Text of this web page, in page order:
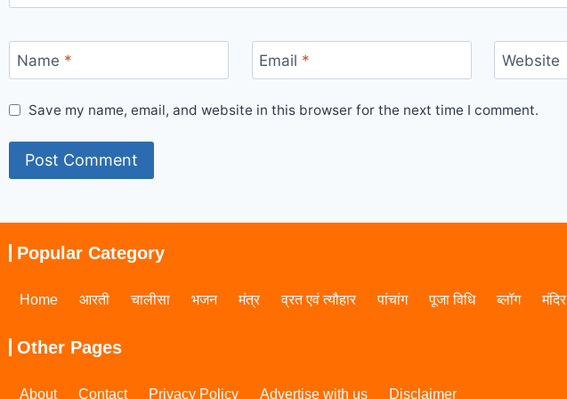
Name * Email * Website
Save my name, email, and website in this browser for the next time I comment.
Popular Category
Home आरती चालीसा भजन मंत्र व्रत एवं त्यौहार पांचांग पूजा विधि ब्लॉग मंदिर
Other Pages
About Contact Privacy Policy Advertise with us Disclaimer